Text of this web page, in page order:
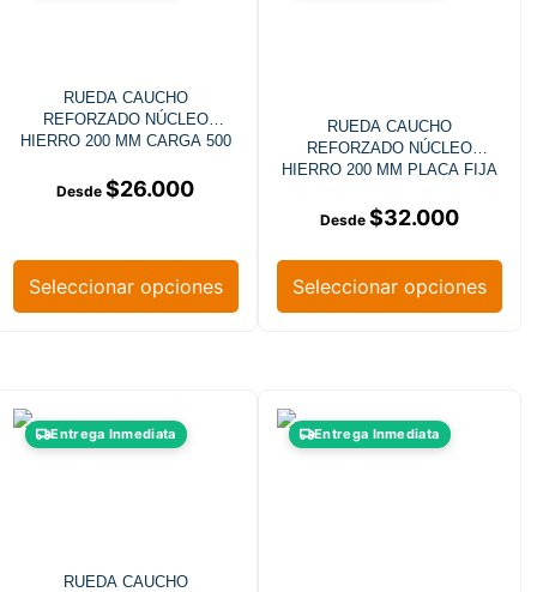
RUEDA CAUCHO
REFORZADO NÚCLEO
HIERRO 200 MM CARGA 500
$26.000
Seleccionar opciones
RUEDA CAUCHO
REFORZADO NÚCLEO
HIERRO 200 MM PLACA FIJA
$32.000
Seleccionar opciones
Entrega Inmediata
RUEDA CAUCHO
Entrega Inmediata